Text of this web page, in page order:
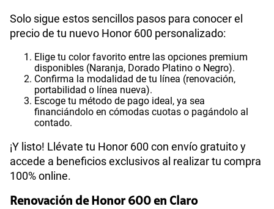
Solo sigue estos sencillos pasos para conocer el
precio de tu nuevo Honor 600 personalizado:
Elige tu color favorito entre las opciones premium
disponibles (Naranja, Dorado Platino o Negro).
Confirma la modalidad de tu línea (renovación,
portabilidad o línea nueva).
Escoge tu método de pago ideal, ya sea
financiándolo en cómodas cuotas o pagándolo al
contado.
¡Y listo! Llévate tu Honor 600 con envío gratuito y
accede a beneficios exclusivos al realizar tu compra
100% online.
Renovación de Honor 600 en Claro